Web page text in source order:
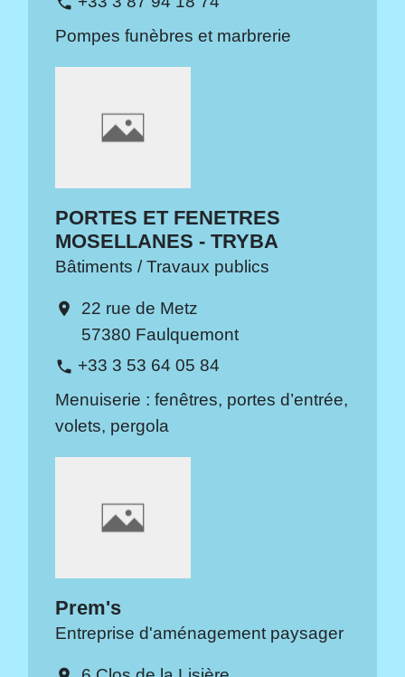
Pompes funèbres et marbrerie
PORTES ET FENETRES
MOSELLANES - TRYBA
Bâtiments / Travaux publics
location_on
22 rue de Metz
57380 Faulquemont
phone +33 3 53 64 05 84
Menuiserie : fenêtres, portes d’entrée,
volets, pergola
Prem's
Entreprise d'aménagement paysager